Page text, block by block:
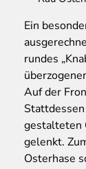
Ein
rundes
Auf der
gestalteten
gelenkt.
Osterhase